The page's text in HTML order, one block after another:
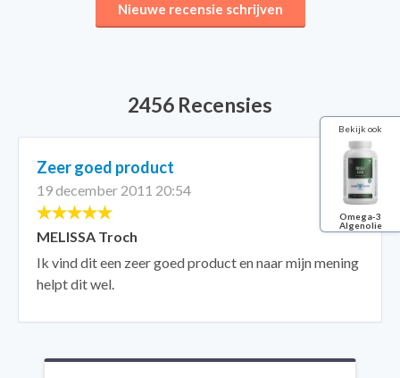
Nieuwe recensie schrijven
2456 Recensies
Zeer goed product
19 december 2011 20:54
MELISSA Troch
Ik vind dit een zeer goed product en naar mijn mening
helpt dit wel.
Bekijk ook
Omega-3
Algenolie